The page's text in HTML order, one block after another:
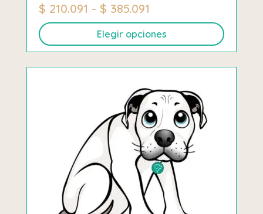
$ 210.091 - $ 385.091
de
precios:
desde
$ 210.091
$ 385.091
Elegir opciones
Este
producto
múltiples
variantes.
Las
opciones
se
pueden
elegir
en